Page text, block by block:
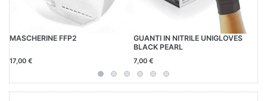
MASCHERINE FFP2
17,00 €
GUANTI IN NITRILE UNIGLOVES
BLACK PEARL
7,00 €